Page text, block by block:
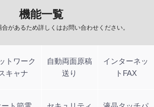
機能一覧
があるため詳しくはお問い合わせください。
トワーク
キャナ
自動両面原稿
送り
インターネッ
トFAX